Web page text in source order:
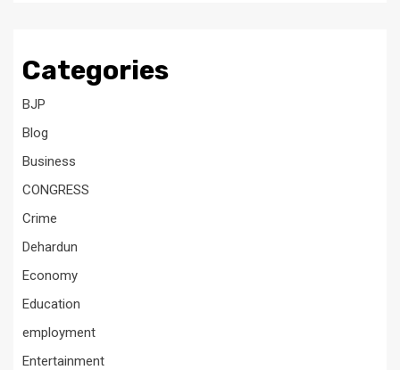
Categories
BJP
Blog
Business
CONGRESS
Crime
Dehardun
Economy
Education
employment
Entertainment